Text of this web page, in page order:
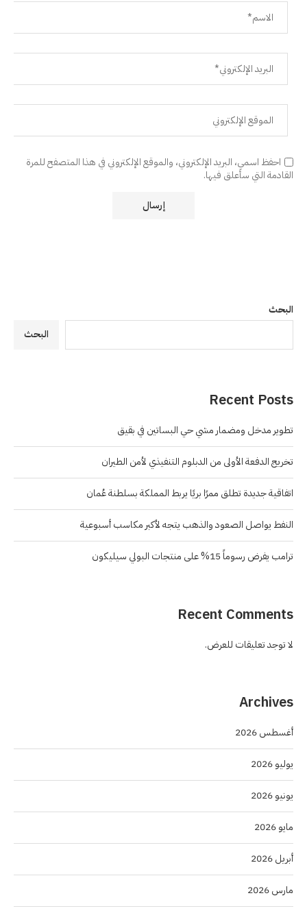
احفظ اسمي، البريد الإلكتروني، والموقع الإلكتروني في هذا المتصفح للمرة
القادمة التي سأعلق فيها.
البحث
البحث
Recent Posts
تطوير مدخل ومضمار مشي حي البساتين في بقيق
تخريج الدفعة الأولى من الدبلوم التنفيذي لأمن الطيران
اتفاقية جديدة تطلق ممرًا بريًا يربط المملكة بسلطنة عُمان
النفط يواصل الصعود والذهب يتجه لأكبر مكاسب أسبوعية
ترامب يفرض رسوماً 15% على منتجات البولي سيليكون
Recent Comments
لا توجد تعليقات للعرض.
Archives
أغسطس 2026
يوليو 2026
يونيو 2026
مايو 2026
أبريل 2026
مارس 2026